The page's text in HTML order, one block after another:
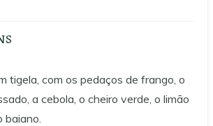
tigela, com os pedaços de frango, o
a cebola, o cheiro verde, o limão
baiano.